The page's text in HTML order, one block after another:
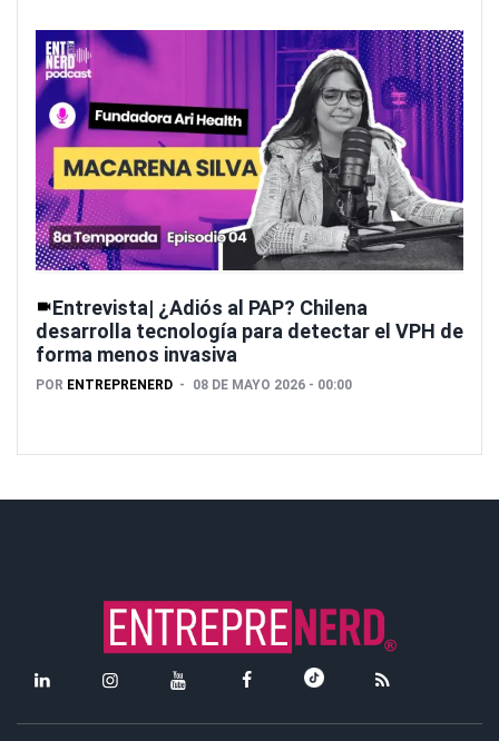
Entrevista| ¿Adiós al PAP? Chilena
desarrolla tecnología para detectar el VPH de
forma menos invasiva
POR ENTREPRENERD 08 DE MAYO 2026 - 00:00